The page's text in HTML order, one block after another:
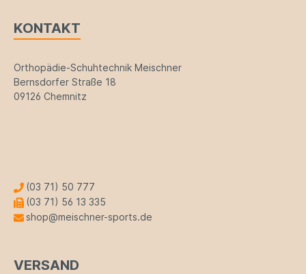
KONTAKT
Orthopädie-Schuhtechnik Meischner
Bernsdorfer Straße 18
09126 Chemnitz
(03 71) 50 777
(03 71) 56 13 335
shop@meischner-sports.de
VERSAND